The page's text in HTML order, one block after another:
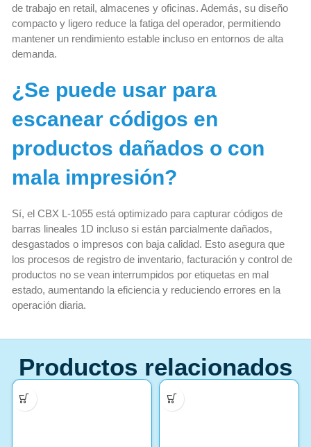
de trabajo en retail, almacenes y oficinas. Además, su diseño
compacto y ligero reduce la fatiga del operador, permitiendo
mantener un rendimiento estable incluso en entornos de alta
demanda.
¿Se puede usar para
escanear códigos en
productos dañados o con
mala impresión?
Sí, el CBX L-1055 está optimizado para capturar códigos de
barras lineales 1D incluso si están parcialmente dañados,
desgastados o impresos con baja calidad. Esto asegura que
los procesos de registro de inventario, facturación y control de
productos no se vean interrumpidos por etiquetas en mal
estado, aumentando la eficiencia y reduciendo errores en la
operación diaria.
Productos relacionados